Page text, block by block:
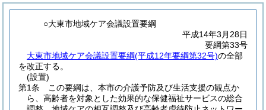
○大東市地域ケア会議設置要綱
平成14年3月28日
要綱第33号
大東市地域ケア会議設置要綱(平成12年要綱第32号)の全部
を改正する。
(設置)
第1条
この要綱は、本市の介護予防及び生活支援の観点か
ら、高齢者を対象とした効果的な保健福祉サービスの総合